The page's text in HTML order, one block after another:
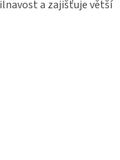
a zajišťuje větší